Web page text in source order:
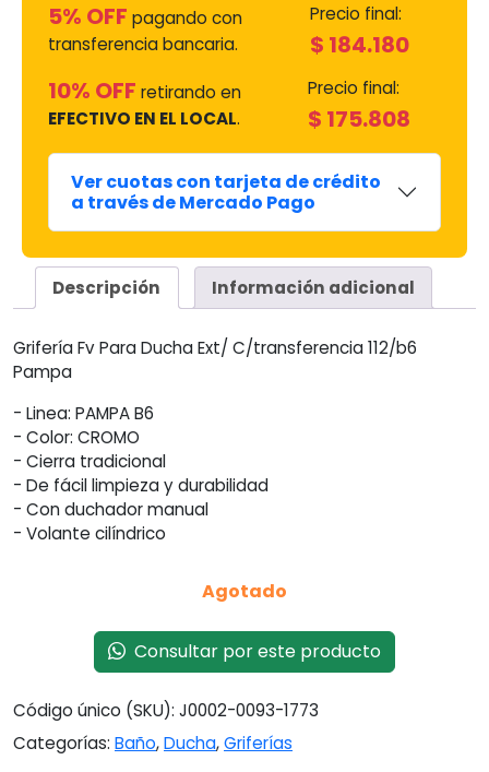
5% OFF pagando con
transferencia bancaria.
Precio final:
$ 184.180
10% OFF retirando en
EFECTIVO EN EL LOCAL.
Precio final:
$ 175.808
Ver cuotas con tarjeta de crédito
a través de Mercado Pago
Descripción Información adicional
Grifería Fv Para Ducha Ext/ C/transferencia 112/b6
Pampa
- Linea: PAMPA B6
- Color: CROMO
- Cierra tradicional
- De fácil limpieza y durabilidad
- Con duchador manual
- Volante cilíndrico
Agotado
Consultar por este producto
Código único (SKU): J0002-0093-1773
Categorías: Baño,Ducha,Griferías